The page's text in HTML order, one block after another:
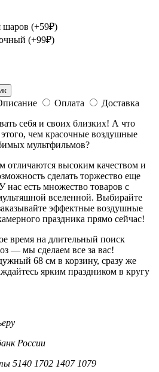
шаров (+59₽)
(+99₽)
Оплата
Доставка
себя и своих близких! А что
чем красочные воздушные
мультфильмов?
отличаются высоким качеством и
сделать торжество еще
есть множество товаров с
вселенной. Выбирайте
эффектные воздушные
праздника прямо сейчас!
время на длительный поиск
— мы сделаем все за вас!
68 см в корзину, сразу же
ярким праздником в кругу
России
5140 1702 1407 1079